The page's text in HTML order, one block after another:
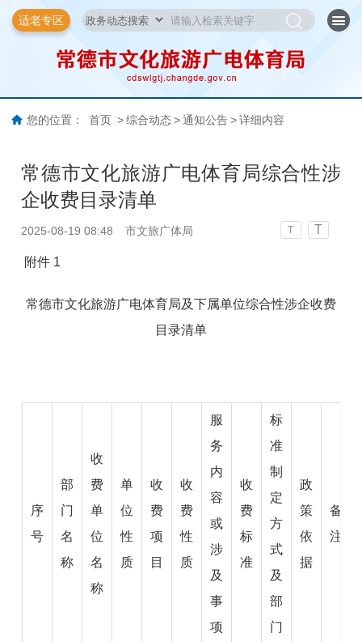
适老专区
您的位置： 首页 > 综合动态 > 通知公告 > 详细内容
常德市文化旅游广电体育局综合性涉
企收费目录清单
2025-08-19 08:48 市文旅广体局 T T
附件 1
常德市文化旅游广电体育局及下属单位综合性涉企收费
目录清单
序
号
部
门
名
称
收
费
单
位
名
称
单
位
性
质
收
费
项
目
收
费
性
质
服
务
内
容
或
涉
及
事
项
收
费
标
准
标
准
制
定
方
式
及
部
门
政
策
依
据
备
注